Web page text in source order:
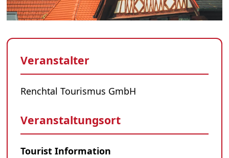
Veranstalter
Renchtal Tourismus GmbH
Veranstaltungsort
Tourist Information